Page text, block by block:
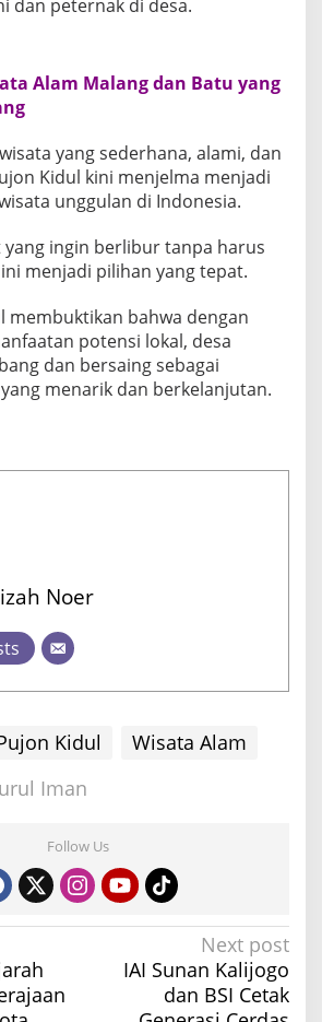
dan peternak di desa.
Alam Malang dan Batu yang
yang sederhana, alami, dan
Kidul kini menjelma menjadi
unggulan di Indonesia.
yang ingin berlibur tanpa harus
menjadi pilihan yang tepat.
membuktikan bahwa dengan
potensi lokal, desa
dan bersaing sebagai
menarik dan berkelanjutan.
Noer
Kidul
Wisata Alam
Iman
Follow Us
Next post
IAI Sunan Kalijogo
dan BSI Cetak